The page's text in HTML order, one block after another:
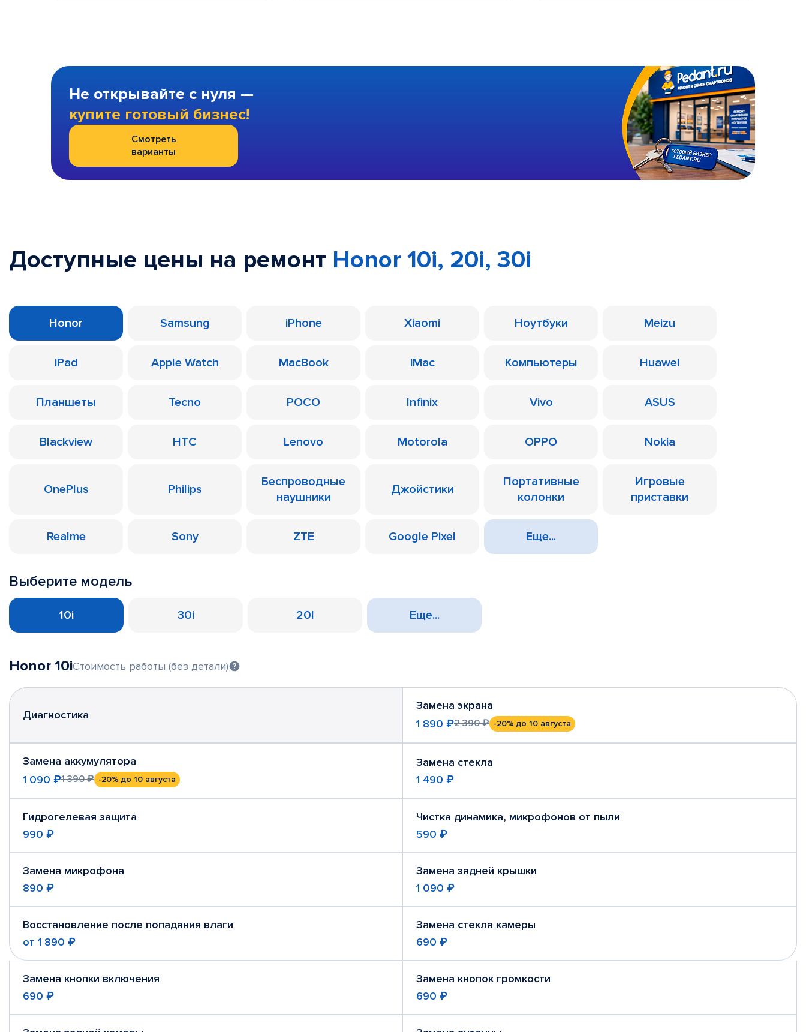
Не открывайте с нуля —
купите готовый бизнес!
Смотреть
варианты
Доступные цены на ремонт Honor 10i, 20i, 30i
Honor Samsung iPhone Xiaomi Ноутбуки Meizu
iPad Apple Watch MacBook iMac Компьютеры Huawei
Планшеты Tecno POCO Infinix Vivo ASUS
Blackview HTC Lenovo Motorola OPPO Nokia
OnePlus Philips
Беспроводные
наушники
Джойстики
Портативные
колонки
Игровые
приставки
Realme Sony ZTE Google Pixel Еще...
Выберите модель
10i 30i 20I Еще...
Honor 10iСтоимость работы (без детали)
Диагностика
Замена экрана
1 890 ₽2 390 ₽ -20% до 10 августа
Замена аккумулятора
1 090 ₽1 390 ₽ -20% до 10 августа
Замена стекла
1 490 ₽
Гидрогелевая защита
990 ₽
Чистка динамика, микрофонов от пыли
590 ₽
Замена микрофона
890 ₽
Замена задней крышки
1 090 ₽
Восстановление после попадания влаги
от 1 890 ₽
Замена стекла камеры
690 ₽
Замена кнопки включения
690 ₽
Замена кнопок громкости
690 ₽